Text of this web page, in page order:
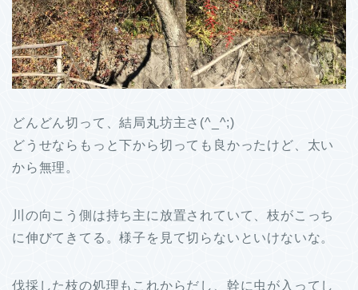
どんどん切って、結局丸坊主さ(^_^;)
どうせならもっと下から切っても良かったけど、太い
から無理。
川の向こう側は持ち主に放置されていて、枝がこっち
に伸びてきてる。様子を見て切らないといけないな。
伐採した枝の処理もこれからだし、幹に虫が入ってし